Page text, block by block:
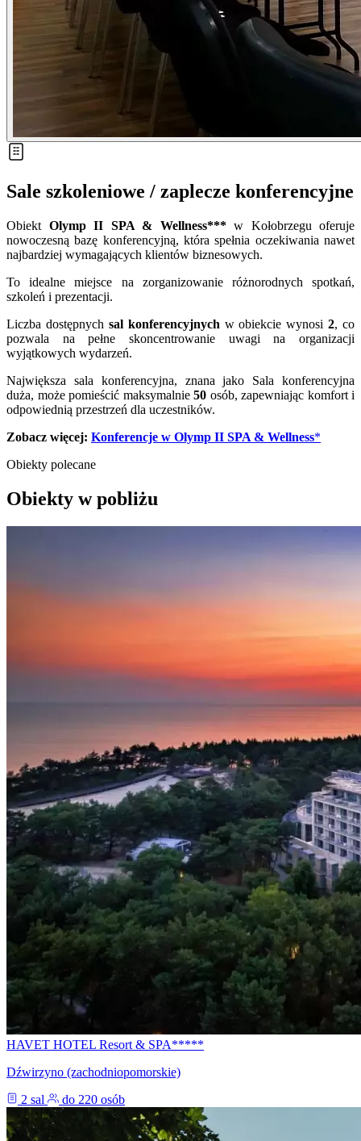
Sale szkoleniowe / zaplecze konferencyjne
Obiekt Olymp II SPA & Wellness***w Kołobrzegu oferuje
nowoczesną bazę konferencyjną, która spełnia oczekiwania nawet
najbardziej wymagających klientów biznesowych.
To idealne miejsce na zorganizowanie różnorodnych spotkań,
szkoleń i prezentacji.
Liczba dostępnych sal konferencyjnych w obiekcie wynosi2, co
pozwala na pełne skoncentrowanie uwagi na organizacji
wyjątkowych wydarzeń.
Największa sala konferencyjna, znana jako Sala konferencyjna
duża, może pomieścić maksymalnie 50 osób, zapewniając komfort i
odpowiednią przestrzeń dla uczestników.
Zobacz więcej: Konferencje w Olymp II SPA & Wellness*
Obiekty polecane
Obiekty w pobliżu
HAVET HOTEL Resort & SPA*****
Dźwirzyno (zachodniopomorskie)
2 sal
do 220 osób